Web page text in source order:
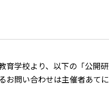
育学校より、以下の「公開
問い合わせは主催者あてに